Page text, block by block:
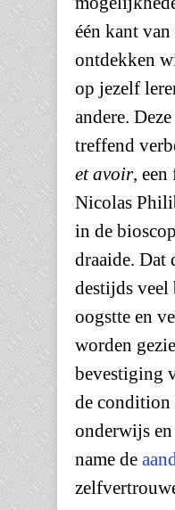
één kant
ontdekken
op jezelf
andere.
treffend
et avoir,
Nicolas
in de
draaide. Dat
destijds
oogstte en
worden
bevestiging
de
onderwijs
name de